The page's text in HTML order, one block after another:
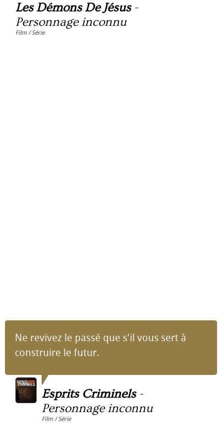
Les Démons De Jésus-
Personnage inconnu
Film / Série
Ne revivez le passé que s'il vous sert à
construire le futur.
Esprits Criminels-
Personnage inconnu
Film / Série